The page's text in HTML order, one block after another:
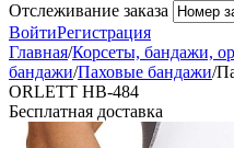
Отслеживание заказа
ВойтиРегистрация
Главная/Корсеты, бандажи,
бандажи/Паховые бандажи/
ORLETT HB-484
Бесплатная доставка